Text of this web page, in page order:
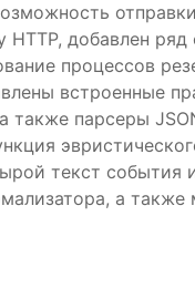
HTTP, добавлен
процессов
встроенные
также парсеры
текст события
а также